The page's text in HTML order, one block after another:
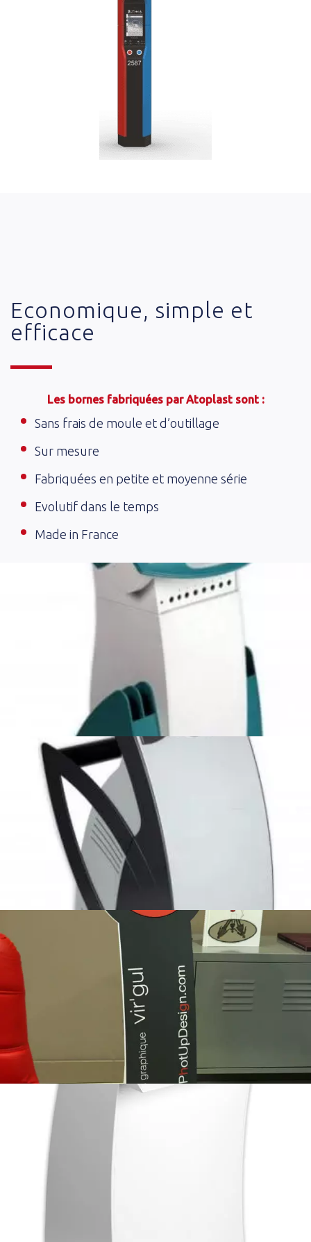
Economique, simple et
efficace
Les bornes fabriquées par Atoplast sont :
Sans frais de moule et d’outillage
Sur mesure
Fabriquées en petite et moyenne série
Evolutif dans le temps
Made in France